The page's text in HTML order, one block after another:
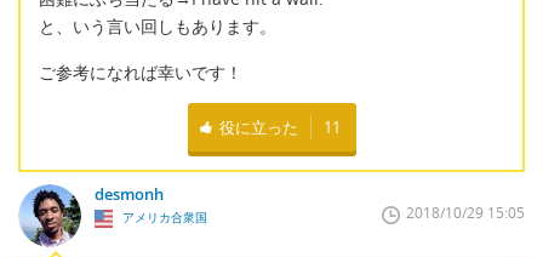
と、いう言い回しもあります。
ご参考になれば幸いです！
役に立った 11
desmonh
アメリカ合衆国 2018/10/29 15:05